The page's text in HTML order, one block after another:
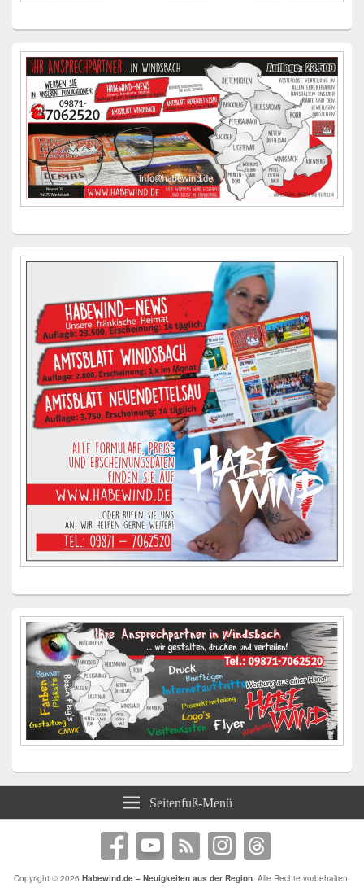
Seitenfuß-Menü
Copyright © 2026 Habewind.de – Neuigkeiten aus der Region. Alle Rechte vorbehalten.